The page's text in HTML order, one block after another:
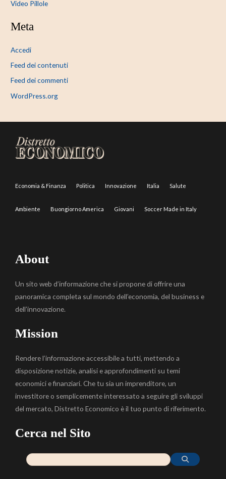
Video Pillole
Meta
Accedi
Feed dei contenuti
Feed dei commenti
WordPress.org
Economia & Finanza Politica Innovazione Italia Salute
Ambiente Buongiorno America Giovani Soccer Made in Italy
About
Un sito web d’informazione che si propone di offrire una
panoramica completa sul mondo dell’economia, del business e
dell’innovazione.
Mission
Rendere l’informazione accessibile a tutti, mettendo a
disposizione notizie, analisi e approfondimenti su temi
economici e finanziari. Che tu sia un imprenditore, un
investitore o semplicemente interessato a seguire gli sviluppi
del mercato, Distretto Economico è il tuo punto di riferimento.
Cerca nel Sito